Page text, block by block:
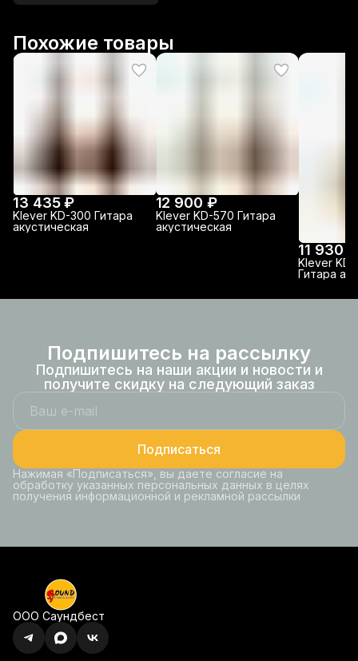
Похожие товары
13 435 ₽
Klever KD-300 Гитара
акустическая
12 900 ₽
Klever KD-570 Гитара
акустическая
11 930 ₽
Klever
Гитара
Подпишитесь на рассылку
Подпишитесь на наши акции и новости и
получите скидку на следующий заказ
Подписаться
Нажимая «Подписаться», вы даете согласие на
обработку указанных персональных данных в целях
получения информационной и рекламной рассылки
ООО Саундбест